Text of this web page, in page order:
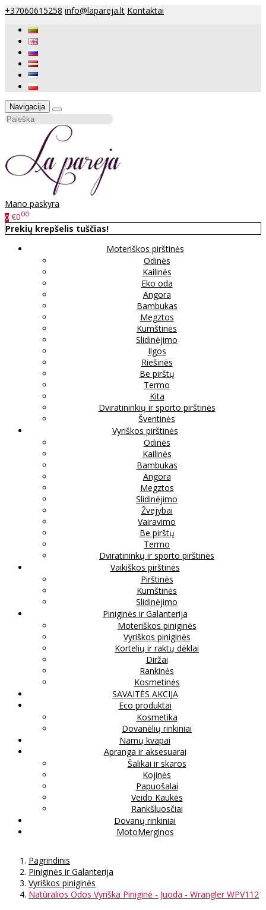
+37060615258 info@lapareja.lt Kontaktai
Navigacija
Mano paskyra
0 €000
Prekių krepšelis tuščias!
Moteriškos pirštinės
Odinės
Kailinės
Eko oda
Angora
Bambukas
Megztos
Kumštinės
Slidinėjimo
Ilgos
Riešinės
Be pirštų
Termo
Kita
Dviratininkių ir sporto pirštinės
Šventinės
Vyriškos pirštinės
Odinės
Kailinės
Bambukas
Angora
Megztos
Slidinėjimo
Žvejybai
Vairavimo
Be pirštų
Termo
Dviratininkų ir sporto pirštinės
Vaikiškos pirštinės
Pirštinės
Kumštinės
Slidinėjimo
Piniginės ir Galanterija
Moteriškos piniginės
Vyriškos piniginės
Kortelių ir raktų dėklai
Diržai
Rankinės
Kosmetinės
SAVAITĖS AKCIJA
Eco produktai
Kosmetika
Dovanėlių rinkiniai
Namų kvapai
Apranga ir aksesuarai
Šalikai ir skaros
Kojinės
Papuošalai
Veido Kaukės
Rankšluosčiai
Dovanų rinkiniai
MotoMerginos
Pagrindinis
Piniginės ir Galanterija
Vyriškos piniginės
Natūralios Odos Vyriška Piniginė - Juoda - Wrangler WPV112